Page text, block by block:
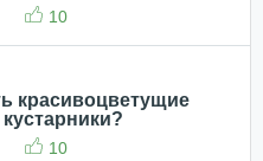
10
красивоцветущие
10